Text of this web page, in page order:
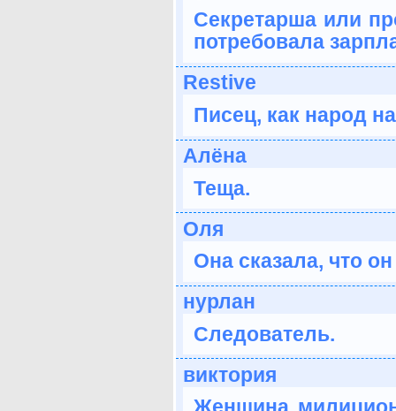
Секретарша или
потребовала
Restive
Писец, как народ
Алёна
Теща.
Оля
Она сказала, что
нурлан
Следователь.
виктория